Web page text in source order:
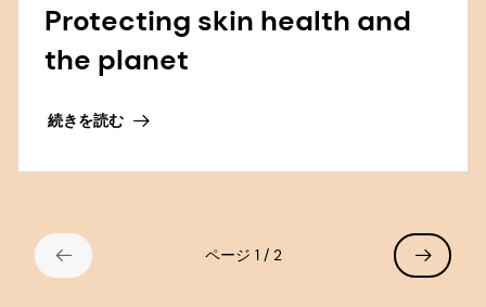
Protecting skin health and
the planet
続きを読む
ページ 1 / 2